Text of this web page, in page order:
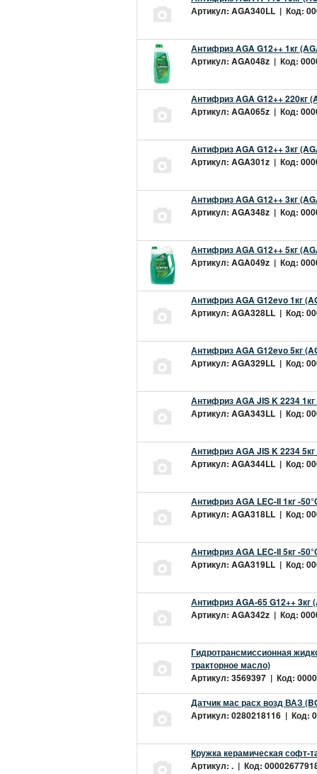
Артикул: AGA340LL | Код:
Антифриз AGA G12++ 1кг
Артикул: AGA048z | Код:
Антифриз AGA G12++ 220кг
Артикул: AGA065z | Код:
Антифриз AGA G12++ 3кг
Артикул: AGA301z | Код:
Антифриз AGA G12++ 3кг
Артикул: AGA348z | Код:
Антифриз AGA G12++ 5кг
Артикул: AGA049z | Код:
Антифриз AGA G12evo 1кг
Артикул: AGA328LL | Код:
Антифриз AGA G12evo 5кг
Артикул: AGA329LL | Код:
Антифриз AGA JIS K 2234
Артикул: AGA343LL | Код:
Антифриз AGA JIS K 2234
Артикул: AGA344LL | Код:
Антифриз AGA LEC-II 1кг -
Артикул: AGA318LL | Код:
Антифриз AGA LEC-II 5кг -
Артикул: AGA319LL | Код:
Антифриз AGA-65 G12++ 3кг
Артикул: AGA342z | Код:
Гидротрансмиссионная
тракторное масло)
Артикул: 3569397 | Код:
Датчик мас расх возд ВАЗ
Артикул: 0280218116 | Код:
Кружка керамическая софт-
Артикул: . | Код: